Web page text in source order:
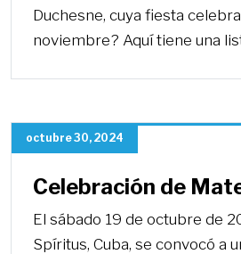
Duchesne, cuya fiesta
noviembre? Aquí tiene una
octubre 30, 2024
Celebración de
El sábado 19 de octubre de
Spíritus, Cuba, se convocó a